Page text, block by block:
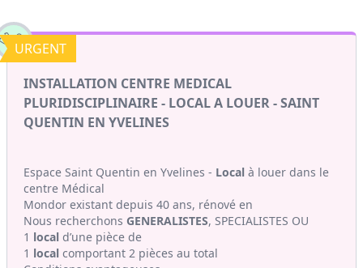
URGENT
INSTALLATION CENTRE MEDICAL
PLURIDISCIPLINAIRE - LOCAL A LOUER - SAINT
QUENTIN EN YVELINES
Espace Saint Quentin en Yvelines - Local à louer dans le
centre Médical
Mondor existant depuis 40 ans, rénové en
Nous recherchons GENERALISTES, SPECIALISTES OU
1 local d’une pièce de
1 local comportant 2 pièces au total